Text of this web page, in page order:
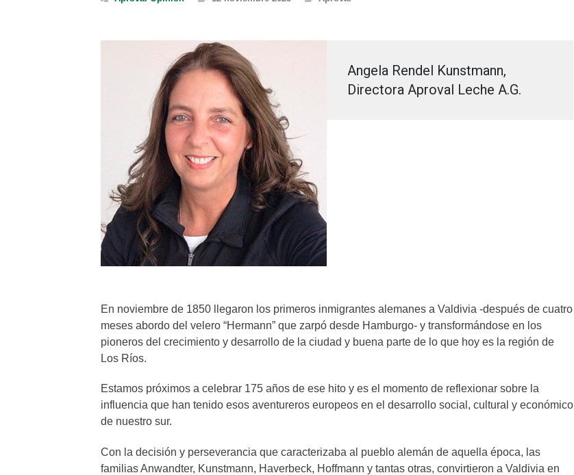
Angela Rendel Kunstmann,
Directora Aproval Leche A.G.
En noviembre de 1850 llegaron los primeros inmigrantes alemanes a Valdivia -después de cuatro
meses abordo del velero “Hermann” que zarpó desde Hamburgo- y transformándose en los
pioneros del crecimiento y desarrollo de la ciudad y buena parte de lo que hoy es la región de
Los Ríos.
Estamos próximos a celebrar 175 años de ese hito y es el momento de reflexionar sobre la
influencia que han tenido esos aventureros europeos en el desarrollo social, cultural y económico
de nuestro sur.
Con la decisión y perseverancia que caracterizaba al pueblo alemán de aquella época, las
familias Anwandter, Kunstmann, Haverbeck, Hoffmann y tantas otras, convirtieron a Valdivia en